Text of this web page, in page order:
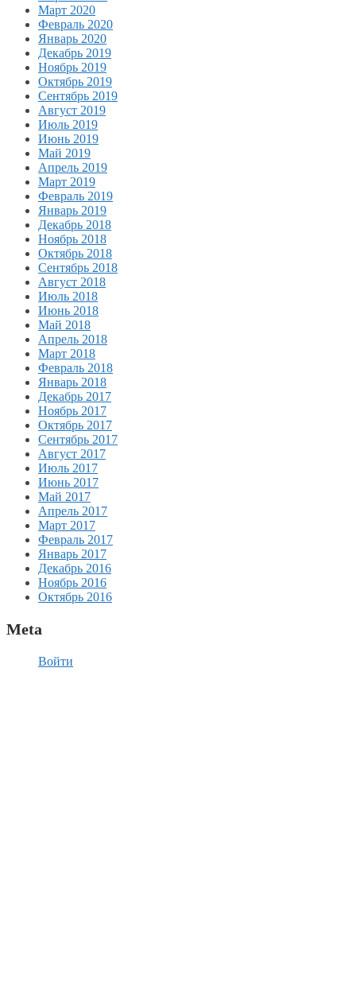
Март 2020
Февраль 2020
Январь 2020
Декабрь 2019
Ноябрь 2019
Октябрь 2019
Сентябрь 2019
Август 2019
Июль 2019
Июнь 2019
Май 2019
Апрель 2019
Март 2019
Февраль 2019
Январь 2019
Декабрь 2018
Ноябрь 2018
Октябрь 2018
Сентябрь 2018
Август 2018
Июль 2018
Июнь 2018
Май 2018
Апрель 2018
Март 2018
Февраль 2018
Январь 2018
Декабрь 2017
Ноябрь 2017
Октябрь 2017
Сентябрь 2017
Август 2017
Июль 2017
Июнь 2017
Май 2017
Апрель 2017
Март 2017
Февраль 2017
Январь 2017
Декабрь 2016
Ноябрь 2016
Октябрь 2016
Meta
Войти